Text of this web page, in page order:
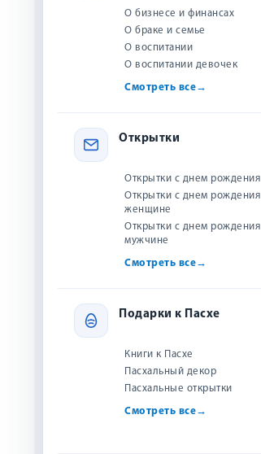
О бизнесе и финансах
О браке и семье
О воспитании
О воспитании девочек
Смотреть все→
Открытки
Открытки с днем рождения
Открытки с днем рождения
женщине
Открытки с днем рождения
мужчине
Смотреть все→
Подарки к Пасхе
Книги к Пасхе
Пасхальный декор
Пасхальные открытки
Смотреть все→
Подарки к Пасхе
Рождественские и
новогодние подарки
Комплекты книг
Скоро в продаже
Авторы
Рецензии и обзоры